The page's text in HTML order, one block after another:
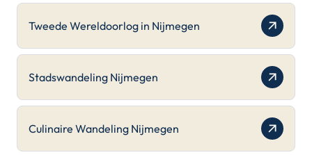
Tweede Wereldoorlog in Nijmegen
Stadswandeling Nijmegen
Culinaire Wandeling Nijmegen